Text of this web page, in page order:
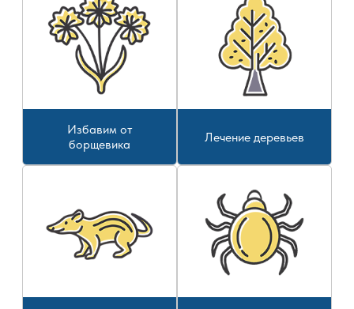
Избавим от
борщевика
Лечение деревьев